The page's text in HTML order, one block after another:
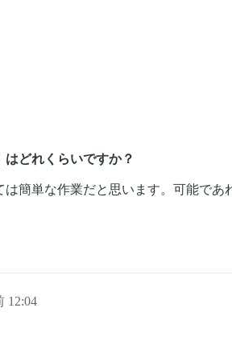
どれくらいですか？
簡単な作業だと思います。可能であ
12:04